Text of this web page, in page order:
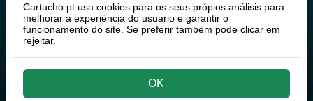
Cartucho.pt usa cookies para os seus própios análisis para
melhorar a experiência do usuario e garantir o
funcionamento do site. Se preferir também pode clicar em
rejeitar.
OK